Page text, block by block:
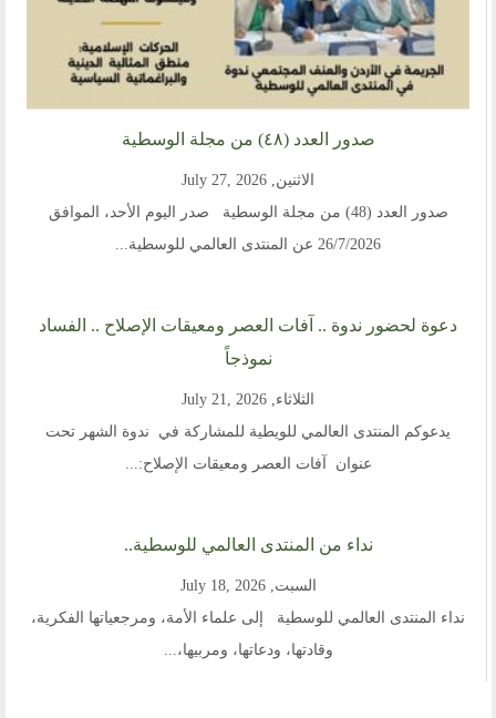
صدور العدد (٤٨) من مجلة الوسطية
الاثنين, July 27, 2026
صدور العدد (48) من مجلة الوسطية صدر اليوم الأحد، الموافق
26/7/2026 عن المنتدى العالمي للوسطية...
دعوة لحضور ندوة .. آفات العصر ومعيقات الإصلاح .. الفساد
نموذجاً
الثلاثاء, July 21, 2026
يدعوكم المنتدى العالمي للويطية للمشاركة في ندوة الشهر تحت
عنوان آفات العصر ومعيقات الإصلاح:...
نداء من المنتدى العالمي للوسطية..
السبت, July 18, 2026
نداء المنتدى العالمي للوسطية إلى علماء الأمة، ومرجعياتها الفكرية،
وقادتها، ودعاتها، ومربيها،...